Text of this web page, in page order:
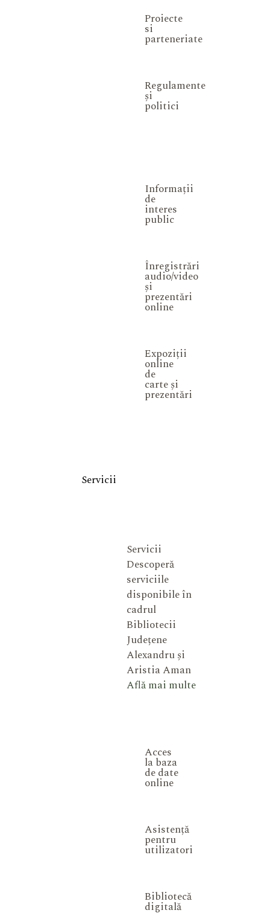
Proiecte
si
parteneriate
Regulamente
și
politici
Informații
de
interes
public
Înregistrări
audio/video
și
prezentări
online
Expoziții
online
de
carte și
prezentări
Servicii
Servicii
Descoperă
serviciile
disponibile în
cadrul
Bibliotecii
Județene
Alexandru și
Aristia Aman
Află mai multe
Acces
la baza
de date
online
Asistență
pentru
utilizatori
Bibliotecă
digitală